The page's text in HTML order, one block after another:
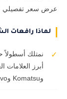
عرض سعر تفصيلي
لماذا رافعات
✓
وKomatsu وVolvo